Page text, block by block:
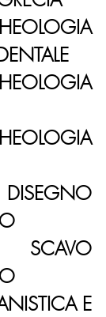
SCAVO
E